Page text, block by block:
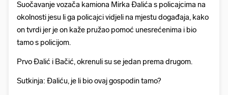
Suočavanje vozača kamiona Mirka Đalića s policajcima na
okolnosti jesu li ga policajci vidjeli na mjestu događaja, kako
on tvrdi jer je on kaže pružao pomoć unesrećenima i bio
tamo s policijom.
Prvo Đalić i Bačić, okrenuli su se jedan prema drugom.
Sutkinja: Đaliću, je li bio ovaj gospodin tamo?